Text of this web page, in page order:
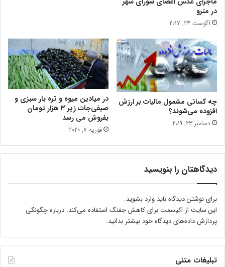
ر
ی
در مترو
آگوست 24, 2017
چه کسانی مشمول مالیات بر ارزش
افزوده می‌شوند؟
دسامبر 23, 2019
در میادین میوه و تره بار سبزی و
صیفی‌جات زیر ۳ هزار تومان
بفروش می رسد
فوریه 7, 2020
دیدگاهتان را بنویسید
برای نوشتن دیدگاه باید وارد بشوید.
این سایت از اکیسمت برای کاهش جفنگ استفاده می‌کند. درباره چگونگی
پردازش داده‌های دیدگاه خود بیشتر بدانید.
تبلیغات متنی